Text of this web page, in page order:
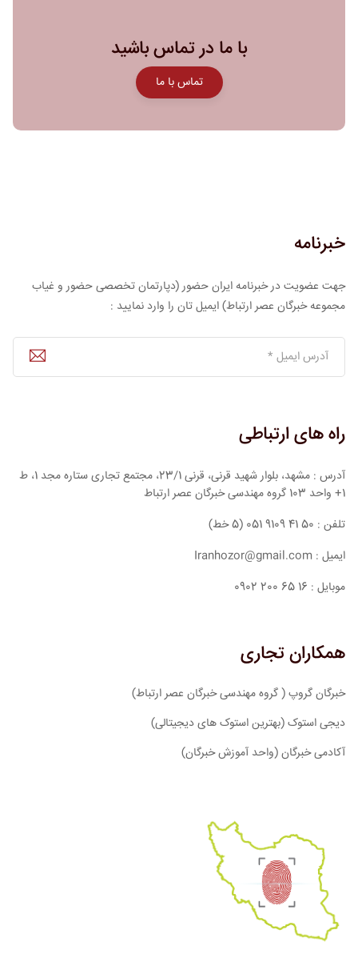
با ما در تماس باشید
تماس با ما
خبرنامه
جهت عضویت در خبرنامه ایران حضور (دپارتمان تخصصی حضور و غیاب
مجموعه خبرگان عصر ارتباط) ایمیل تان را وارد نمایید :
راه های ارتباطی
آدرس : مشهد، بلوار شهید قرنی، قرنی 23/1، مجتمع تجاری ستاره مجد 1، ط
1+ واحد 103 گروه مهندسی خبرگان عصر ارتباط
تلفن : 50 41 9109 051 (5 خط)
ایمیل : Iranhozor@gmail.com
موبایل : 16 65 200 0902
همکاران تجاری
خبرگان گروپ ( گروه مهندسی خبرگان عصر ارتباط)
دیجی استوک (بهترین استوک های دیجیتالی)
آکادمی خبرگان (واحد آموزش خبرگان)